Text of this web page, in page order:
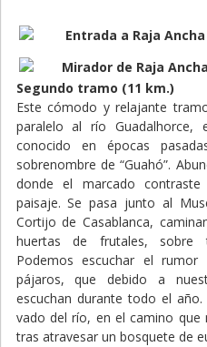
Segundo tramo (11 km.)
Este cómodo y relajante
paralelo al río Guadalhorce,
conocido en épocas
sobrenombre de “Guahó”.
donde el marcado contraste
paisaje. Se pasa junto al
Cortijo de Casablanca,
huertas de frutales, sobre
Podemos escuchar el
pájaros, que debido a
escuchan durante todo el
vado del río, en el camino que
tras atravesar un bosquete de